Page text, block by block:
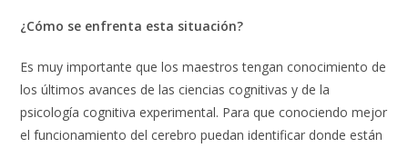
¿Cómo se enfrenta esta situación?
Es muy importante que los maestros tengan conocimiento de
los últimos avances de las ciencias cognitivas y de la
psicología cognitiva experimental. Para que conociendo mejor
el funcionamiento del cerebro puedan identificar donde están